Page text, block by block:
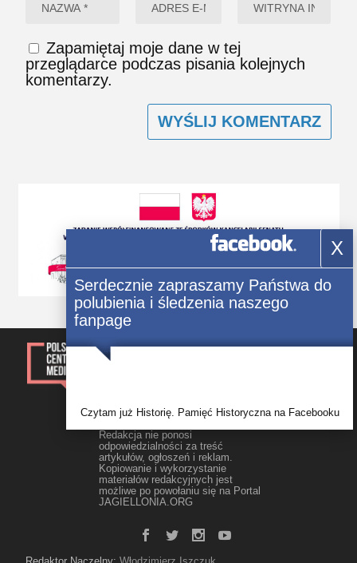
Zapamiętaj moje dane w tej
przeglądarce podczas pisania kolejnych
komentarzy.
© 2014-2023, Kwartalnik „Głos
Polonii” Wszelkie prawa
Sprawiedliwości w obwodzie
Redakcja nie ponosi
odpowiedzialności za treść
artykułów, ogłoszeń i reklam.
Kopiowanie i wykorzystanie
materiałów redakcyjnych jest
możliwe po powołaniu się na Portal
JAGIELLONIA.ORG
X
Serdecznie zapraszamy Państwa do
polubienia i śledzenia naszego
fanpage
Czytam już Historię. Pamięć Historyczna na Facebooku